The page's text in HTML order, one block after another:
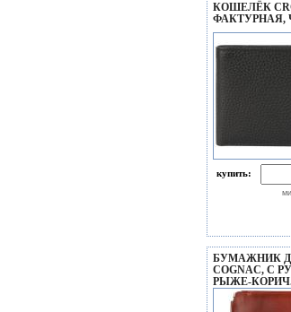
КОШЕЛЁК
ФАКТУРНАЯ,
купить:
БУМАЖНИК
COGNAC, С
РЫЖЕ-